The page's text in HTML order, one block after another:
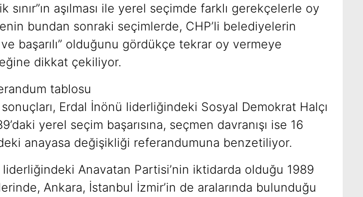
sınır”ın aşılması ile yerel seçimde farklı gerekçelerle oy
bundan sonraki seçimlerde, CHP’li belediyelerin
başarılı” olduğunu gördükçe tekrar oy vermeye
dikkat çekiliyor.
tablosu
Erdal İnönü liderliğindeki Sosyal Demokrat Halçı
yerel seçim başarısına, seçmen davranışı ise 16
anayasa değişikliği referandumuna benzetiliyor.
Anavatan Partisi’nin iktidarda olduğu 1989
Ankara, İstanbul İzmir’in de aralarında bulunduğu